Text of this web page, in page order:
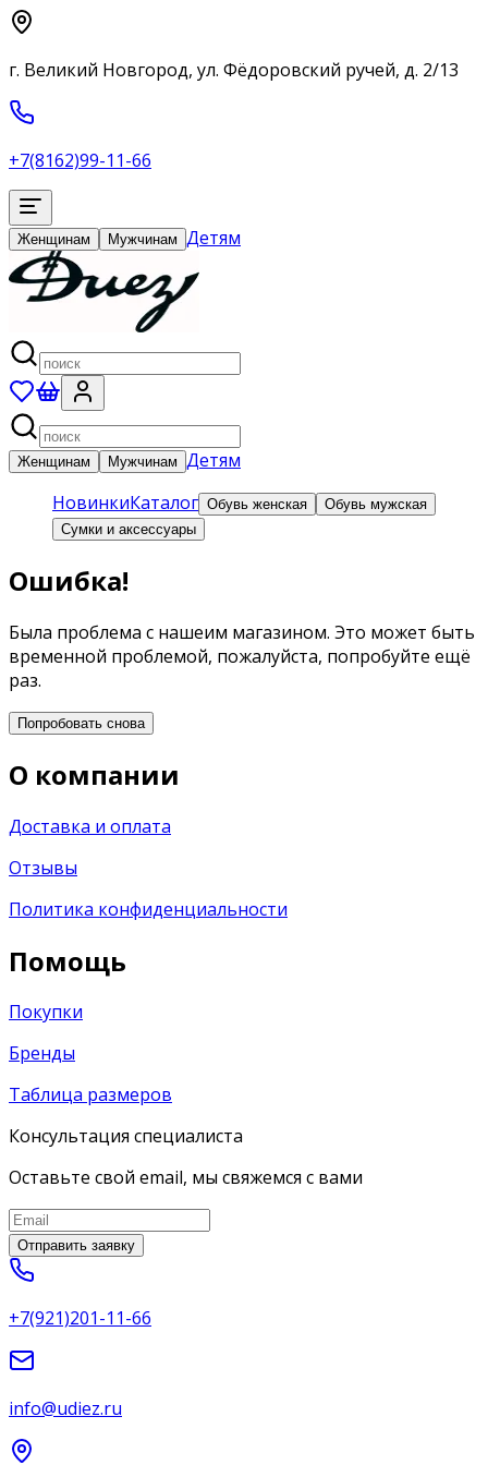
г. Великий Новгород, ул. Фёдоровский ручей, д. 2/13
+7(8162)99-11-66
Женщинам Мужчинам Детям
Женщинам Мужчинам Детям
НовинкиКаталог Обувь женская
Обувь мужская
Сумки и аксессуары
Ошибка!
Была проблема с нашеим магазином. Это может быть
временной проблемой, пожалуйста, попробуйте ещё
раз.
Попробовать снова
О компании
Доставка и оплата
Отзывы
Политика конфиденциальности
Помощь
Покупки
Бренды
Таблица размеров
Консультация специалиста
Оставьте свой email, мы свяжемся с вами
Отправить заявку
+7(921)201-11-66
info@udiez.ru